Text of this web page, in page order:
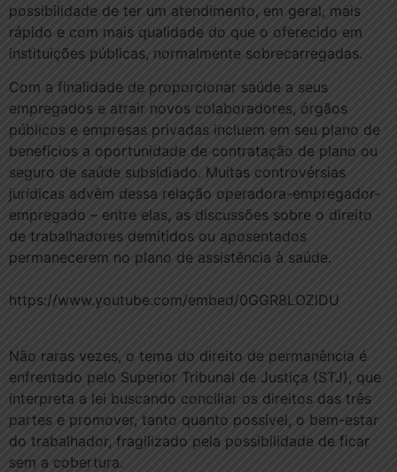
possibilidade de ter um atendimento, em geral, mais
rápido e com mais qualidade do que o oferecido em
instituições públicas, normalmente sobrecarregadas.
Com a finalidade de proporcionar saúde a seus
empregados e atrair novos colaboradores, órgãos
públicos e empresas privadas incluem em seu plano de
benefícios a oportunidade de contratação de plano ou
seguro de saúde subsidiado. Muitas controvérsias
jurídicas advêm dessa relação operadora-empregador-
empregado – entre elas, as discussões sobre o direito
de trabalhadores demitidos ou aposentados
permanecerem no plano de assistência à saúde.
https://www.youtube.com/embed/0GGR8LOZlDU
Não raras vezes, o tema do direito de permanência ​é
enfrentado pelo Superior Tribunal de Justiça (STJ), que
interpreta a lei buscando conciliar os direitos das três
partes e promover, tanto quanto possível, o bem-estar
do trabalhador, fragilizado pela possibilidade de ficar
sem a cobertura.